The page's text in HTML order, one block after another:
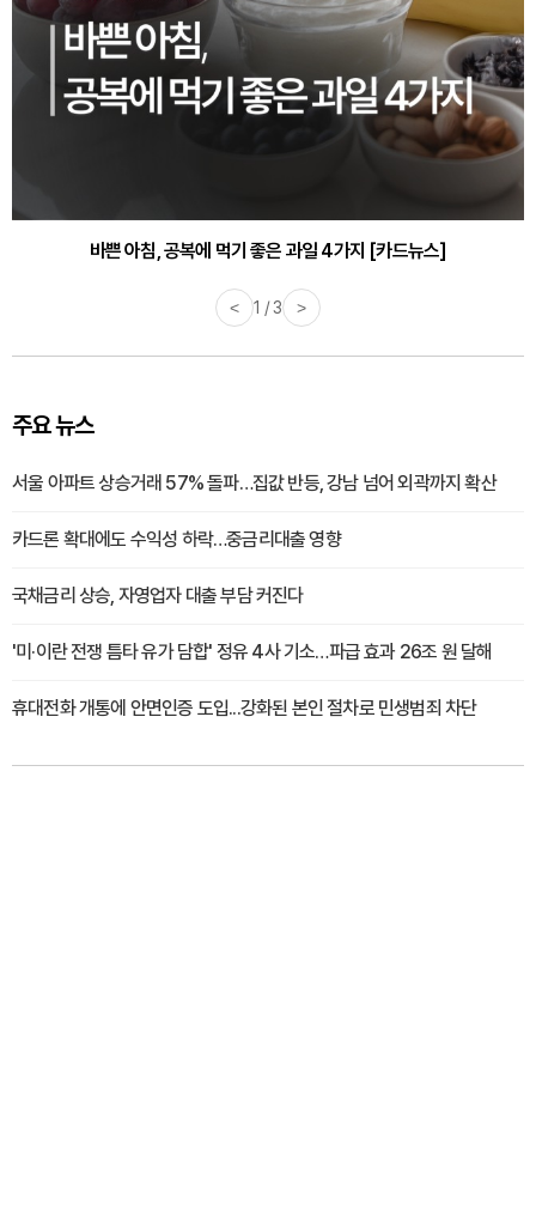
바쁜 아침, 공복에 먹기 좋은 과일 4가지 [카드뉴스]
< 1 / 3 >
주요 뉴스
서울 아파트 상승거래 57% 돌파…집값 반등, 강남 넘어 외곽까지 확산
카드론 확대에도 수익성 하락…중금리대출 영향
국채금리 상승, 자영업자 대출 부담 커진다
'미·이란 전쟁 틈타 유가 담합' 정유 4사 기소…파급 효과 26조 원 달해
휴대전화 개통에 안면인증 도입...강화된 본인 절차로 민생범죄 차단